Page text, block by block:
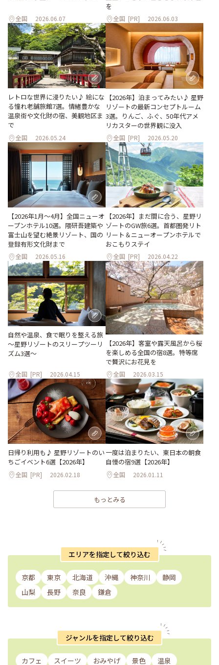
全国 2026.06.07
を
全国 [PR] 2026.06.03
レトロな世界に浸りたい♪ 絵にな
る憧れ老舗旅館7選。情緒豊かな
温泉街や文化財の宿、美観地区ま
で
全国 2026.05.24
【2026年】泊まってみたい♪ 星野
リゾートの最新コンセプトルーム
3選。りんご、ふぐ、50年代アメ
リカスターの世界観に没入
全国 [PR] 2026.05.20
【2026年1月～4月】全国ニューオ
ープンホテル10選。隈研吾建築や
富士山を望む絶景リゾート、国の
登録有形文化財まで
全国 2026.05.16
【2026年】まだ間に合う、星野リ
ゾートのGW旅6選。首都圏発リト
リート＆ニューオープンホテルで
おこもりステイ
全国 [PR] 2026.04.22
自然や温泉、食で眠りを整える旅
～星野リゾートのスリープツーリ
ズム3選～
全国 [PR] 2026.04.15
【2026年】客室や露天風呂から桜
を楽しめる全国の宿8選。特等席
で贅沢にお花見を
全国 2026.03.15
日帰り利用も♪ 星野リゾートのい
ちごイベント6選【2026年】
全国 [PR] 2026.02.18
一度は泊まりたい、東日本の朝食
自慢の宿9選【2026年】
全国 2026.01.11
もっとみる
エリアを指定して絞り込む
京都 東京 北海道 沖縄 神奈川
静岡
山梨
長野 奈良 鎌倉
ジャンルを指定して絞り込む
カフェ スイーツ おみやげ 景色 温泉